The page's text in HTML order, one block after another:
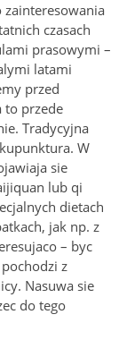
zainteresowania
czasach
prasowymi –
latami
przed
to przede
Tradycyjna
W
sie
lub qi
dietach
jak np. z
– byc
z
Nasuwa sie
do tego